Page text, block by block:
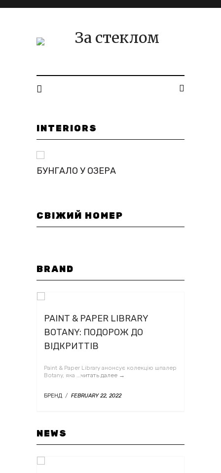
ID. INTERIOR DESIGN
INTERIORS
БУНГАЛО У ОЗЕРА
СВІЖИЙ НОМЕР
BRAND
PAINT & PAPER LIBRARY
BOTANY: ПОДОРОЖ ДО
ВІДКРИТТІВ
Paint & Paper Library анонсує колекцію шпалер
Botany, яка ...читать далее →
БРЕНД / FEBRUARY 22, 2022
NEWS